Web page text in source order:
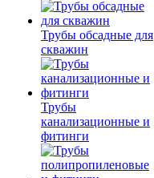
Трубы обсадные для
скважин
Трубы
канализационные и
фитинги